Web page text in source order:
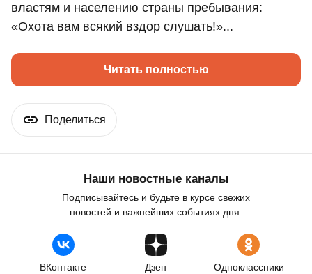
властям и населению страны пребывания:
«Охота вам всякий вздор слушать!»...
Читать полностью
Поделиться
Наши новостные каналы
Подписывайтесь и будьте в курсе свежих
новостей и важнейших событиях дня.
ВКонтакте Дзен Одноклассники